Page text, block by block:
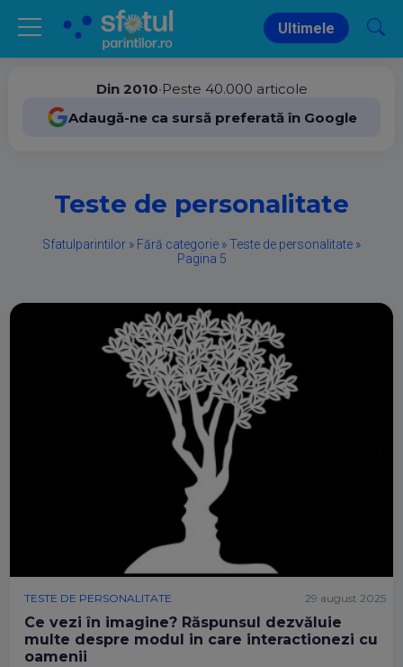
Ultimele
Din 2010•Peste 40.000 articole
Adaugă-ne ca sursă preferată în Google
Teste de personalitate
Sfatulparintilor » Fără categorie »Teste de personalitate »
Pagina 5
TESTE DE PERSONALITATE
Ce vezi în imagine? Răspunsul dezvăluie
multe despre modul in care interactionezi cu
oamenii
29 august 2025